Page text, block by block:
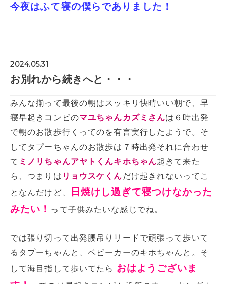
今夜はふて寝の僕らでありました！
2024.05.31
お別れから続きへと・・・
みんな揃って最後の朝はスッキリ快晴いい朝で、早
寝早起きコンビのマユちゃんカズミさんは６時出発
で朝のお散歩行くってのを有言実行したようで。そ
してタプーちゃんのお散歩は７時出発それに合わせ
て ミノリちゃんアヤトくんキホちゃん起きて来た
ら、つまりは リョウスケくんだけ起きれないってこ
となんだけど、
日焼けし過ぎて寝つけなかった
みたい！ って子供みたいな感じでね。
では張り切って出発腰吊りリードで頑張って歩いて
るタプーちゃんと、ベビーカーのキホちゃんと。そ
して海目指して歩いてたら おはようございま